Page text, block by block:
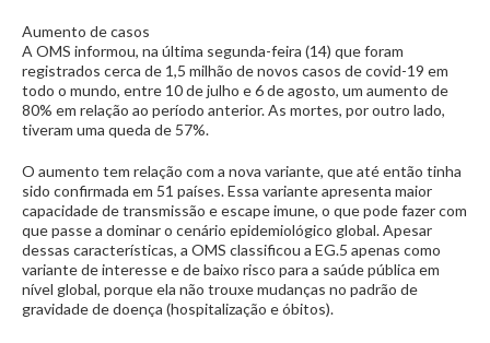
Aumento de casos
A OMS informou, na última segunda-feira (14) que foram
registrados cerca de 1,5 milhão de novos casos de covid-19 em
todo o mundo, entre 10 de julho e 6 de agosto, um aumento de
80% em relação ao período anterior. As mortes, por outro lado,
tiveram uma queda de 57%.
O aumento tem relação com a nova variante, que até então tinha
sido confirmada em 51 países. Essa variante apresenta maior
capacidade de transmissão e escape imune, o que pode fazer com
que passe a dominar o cenário epidemiológico global. Apesar
dessas características, a OMS classificou a EG.5 apenas como
variante de interesse e de baixo risco para a saúde pública em
nível global, porque ela não trouxe mudanças no padrão de
gravidade de doença (hospitalização e óbitos).